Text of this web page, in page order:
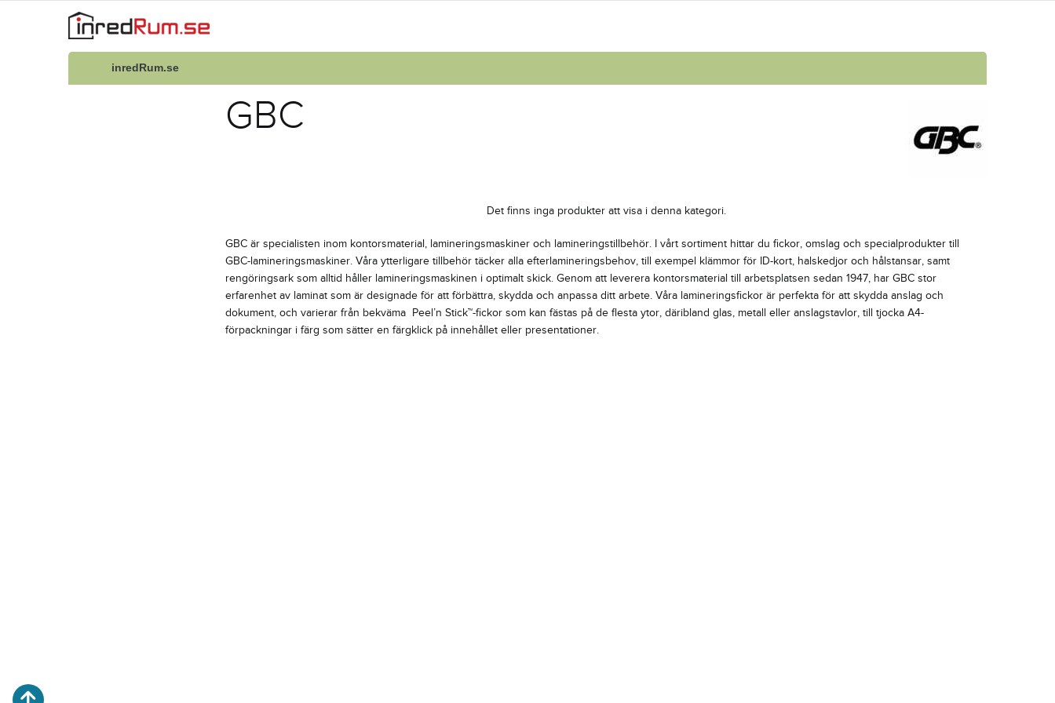
inredRum.se
GBC
Det finns inga produkter att visa i denna kategori.
GBC är specialisten inom kontorsmaterial, lamineringsmaskiner och lamineringstillbehör. I vårt sortiment hittar du fickor, omslag och specialprodukter till
GBC-lamineringsmaskiner. Våra ytterligare tillbehör täcker alla efterlamineringsbehov, till exempel klämmor för ID-kort, halskedjor och hålstansar, samt
rengöringsark som alltid håller lamineringsmaskinen i optimalt skick. Genom att leverera kontorsmaterial till arbetsplatsen sedan 1947, har GBC stor
erfarenhet av laminat som är designade för att förbättra, skydda och anpassa ditt arbete. Våra lamineringsfickor är perfekta för att skydda anslag och
dokument, och varierar från bekväma Peel’n Stick™-fickor som kan fästas på de flesta ytor, däribland glas, metall eller anslagstavlor, till tjocka A4-
förpackningar i färg som sätter en färgklick på innehållet eller presentationer.